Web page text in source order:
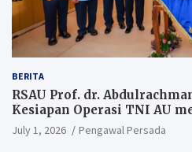
BERITA
RSAU Prof. dr.
Kesiapan Operasi TNI AU
Andal
July 1, 2026 Pengawal Persada